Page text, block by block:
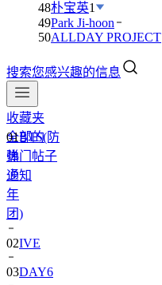
48朴宝英1
49Park Ji-hoon
50ALLDAY PROJECT
搜索您感兴趣的信息
收藏夹
全部的
热门帖子
通知
01BTS(防
弹
少
年
团)
02IVE
03DAY6